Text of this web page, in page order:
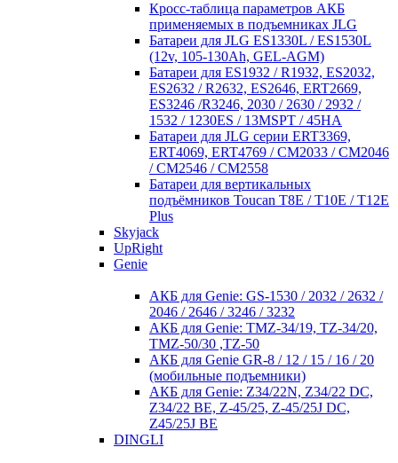
Кросc-таблица параметров АКБ
применяемых в подъемниках JLG
Батареи для JLG ES1330L / ES1530L
(12v, 105-130Ah, GEL-AGM)
Батареи для ES1932 / R1932, ES2032,
ES2632 / R2632, ES2646, ERT2669,
ES3246 /R3246, 2030 / 2630 / 2932 /
1532 / 1230ES / 13MSPT / 45HA
Батареи для JLG серии ERT3369,
ERT4069, ERT4769 / CM2033 / CM2046
/ CM2546 / CM2558
Батареи для вертикальных
подъёмников Toucan T8E / T10E / T12E
Plus
Skyjack
UpRight
Genie
АКБ для Genie: GS-1530 / 2032 / 2632 /
2046 / 2646 / 3246 / 3232
АКБ для Genie: TMZ-34/19, TZ-34/20,
TMZ-50/30 ,TZ-50
АКБ для Genie GR-8 / 12 / 15 / 16 / 20
(мобильные подъемники)
АКБ для Genie: Z34/22N, Z34/22 DC,
Z34/22 BE, Z-45/25, Z-45/25J DC,
Z45/25J BE
DINGLI